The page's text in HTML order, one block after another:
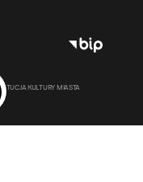
KULTURY MIASTA